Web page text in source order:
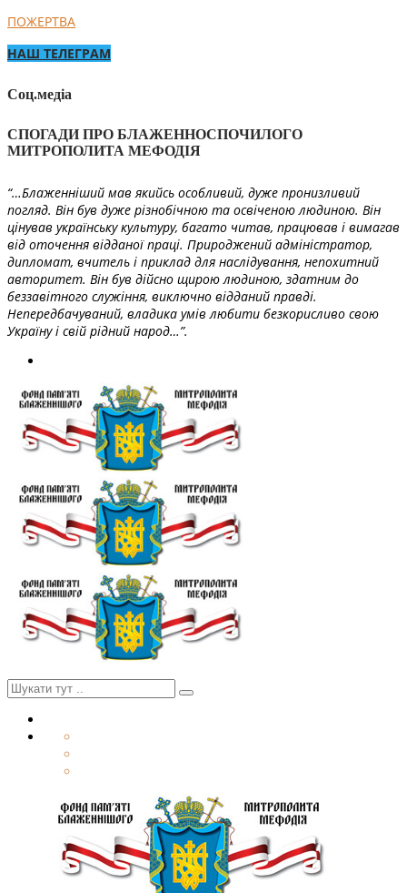
ПОЖЕРТВА
НАШ ТЕЛЕГРАМ
Соц.медіа
СПОГАДИ ПРО БЛАЖЕННОСПОЧИЛОГО
МИТРОПОЛИТА МЕФОДІЯ
“…Блаженніший мав якийсь особливий, дуже пронизливий
погляд. Він був дуже різнобічною та освіченою людиною. Він
цінував українську культуру, багато читав, працював і вимагав
від оточення відданої праці. Природжений адміністратор,
дипломат, вчитель і приклад для наслідування, непохитний
авторитет. Він був дійсно щирою людиною, здатним до
беззавітного служіння, виключно відданий правді.
Непередбачуваний, владика умів любити безкорисливо свою
Україну і свій рідний народ…”.